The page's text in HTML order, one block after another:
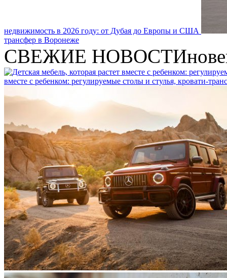
недвижимость в 2026 году: от Дубая до Европы и США
трансфер в Воронеже
СВЕЖИЕ НОВОСТИ
вместе с ребенком: регулируемые столы и стулья, кровати-